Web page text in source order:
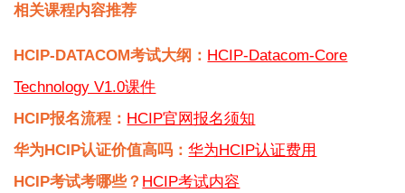
相关课程内容推荐
HCIP-DATACOM考试大纲： HCIP-Datacom-Core
Technology V1.0课件
HCIP报名流程： HCIP官网报名须知
华为HCIP认证价值高吗：华为HCIP认证费用
HCIP考试考哪些？ HCIP考试内容